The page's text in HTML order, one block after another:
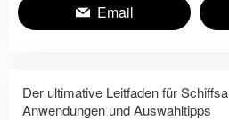
Email
Der ultimative Leitfaden für
Anwendungen und Auswahltipps